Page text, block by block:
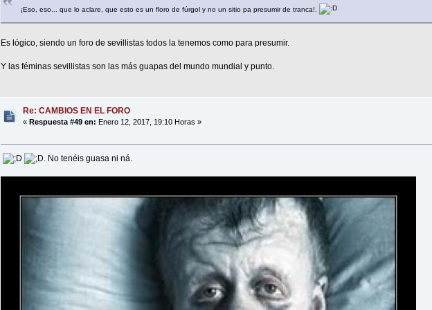
¡Eso, eso... que lo aclare, que esto es un floro de fúrgol y no un sitio pa presumir de tranca!.
Es lógico, siendo un foro de sevillistas todos la tenemos como para presumir.
Y las féminas sevillistas son las más guapas del mundo mundial y punto.
Re: CAMBIOS EN EL FORO
«Respuesta #49 en: Enero 12, 2017, 19:10 Horas »
. No tenéis guasa ni ná.